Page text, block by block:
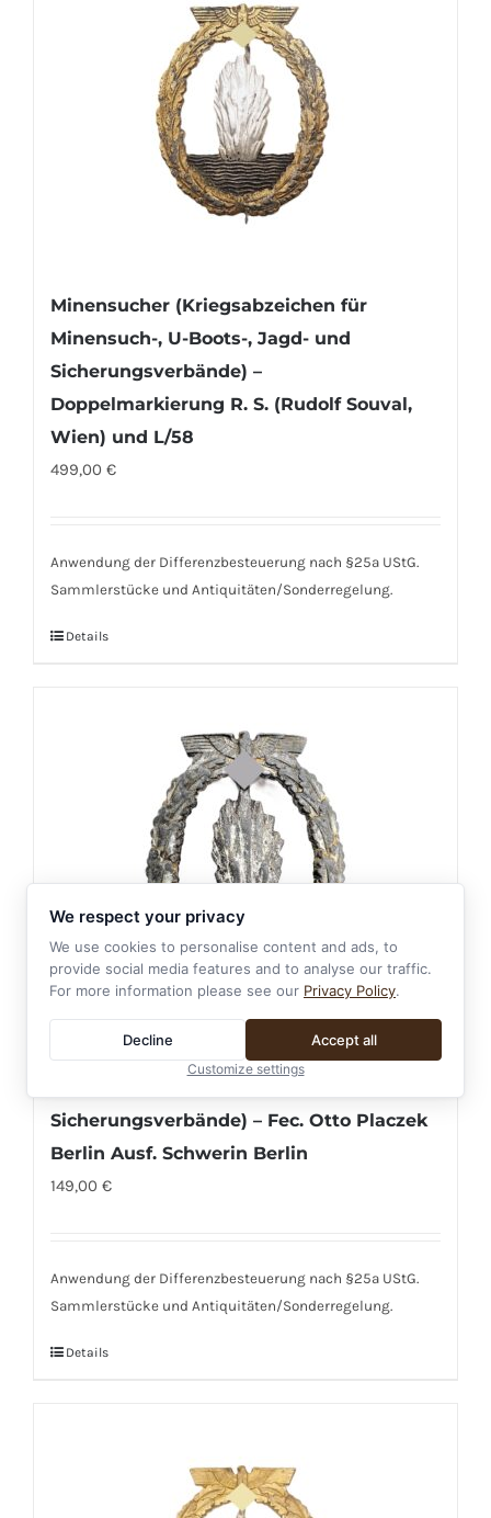
Minensucher (Kriegsabzeichen für
Minensuch-, U-Boots-, Jagd- und
Sicherungsverbände) –
Doppelmarkierung R. S. (Rudolf Souval,
Wien) und L/58
499,00 €
Anwendung der Differenzbesteuerung nach §25a UStG.
Sammlerstücke und Antiquitäten/Sonderregelung.
Details
Minensucher (Kriegsabzeichen für
Sicherungsverbände) – Fec. Otto Placzek
Berlin Ausf. Schwerin Berlin
149,00 €
Anwendung der Differenzbesteuerung nach §25a UStG.
Sammlerstücke und Antiquitäten/Sonderregelung.
Details
We respect your privacy
We use cookies to personalise content and ads, to
provide social media features and to analyse our traffic.
For more information please see our Privacy Policy.
Accept all
Decline
Customize settings